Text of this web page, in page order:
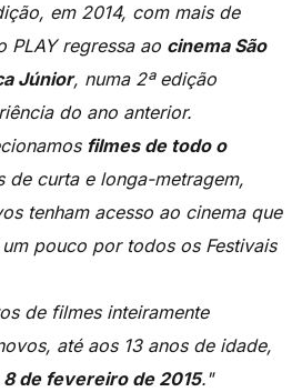
em 2014, com mais de
PLAY regressa ao cinema São
Júnior, numa 2ª edição
do ano anterior.
filmes de todo o
de curta e longa-metragem,
tenham acesso ao cinema que
pouco por todos os Festivais
de filmes inteiramente
até aos 13 anos de idade,
de fevereiro de 2015."